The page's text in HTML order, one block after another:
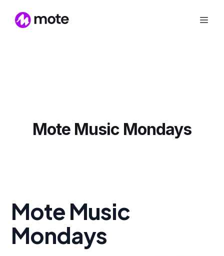
Mote Music Mondays
Mote Music
Mondays